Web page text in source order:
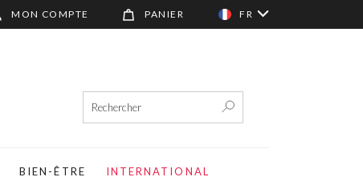
MON COMPTE PANIER FR
BIEN-ÊTRE INTERNATIONAL